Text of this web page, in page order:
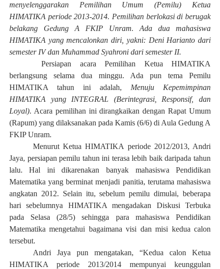
menyelenggarakan Pemilihan Umum (Pemilu) Ketua
HIMATIKA periode 2013-2014. Pemilihan berlokasi di berugak
belakang Gedung A FKIP Unram. Ada dua mahasiswa
HIMATIKA yang mencalonkan diri, yakni: Deni Harianto dari
semester IV dan Muhammad Syahroni dari semester II.
Persiapan acara Pemilihan Ketua HIMATIKA
berlangsung selama dua minggu. Ada pun tema Pemilu
HIMATIKA tahun ini adalah, Menuju Kepemimpinan
HIMATIKA yang INTEGRAL (Berintegrasi, Responsif, dan
Loyal). Acara pemilihan ini dirangkaikan dengan Rapat Umum
(Rapum) yang dilaksanakan pada Kamis (6/6) di Aula Gedung A
FKIP Unram.
Menurut Ketua HIMATIKA periode 2012/2013, Andri
Jaya, persiapan pemilu tahun ini terasa lebih baik daripada tahun
lalu. Hal ini dikarenakan banyak mahasiswa Pendidikan
Matematika yang berminat menjadi panitia, terutama mahasiswa
angkatan 2012. Selain itu, sebelum pemilu dimulai, beberapa
hari sebelumnya HIMATIKA mengadakan Diskusi Terbuka
pada Selasa (28/5) sehingga para mahasiswa Pendidikan
Matematika mengetahui bagaimana visi dan misi kedua calon
tersebut.
Andri Jaya pun mengatakan, “Kedua calon Ketua
HIMATIKA periode 2013/2014 mempunyai keunggulan